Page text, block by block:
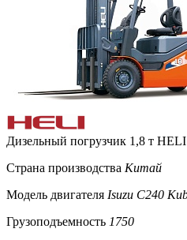
Дизельный погрузчик 1,8 т
Страна производства Китай
Модель двигателя Isuzu C240
Грузоподъемность 1750